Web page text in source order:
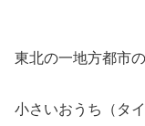
東北の一地方都
小さいおうち（タ